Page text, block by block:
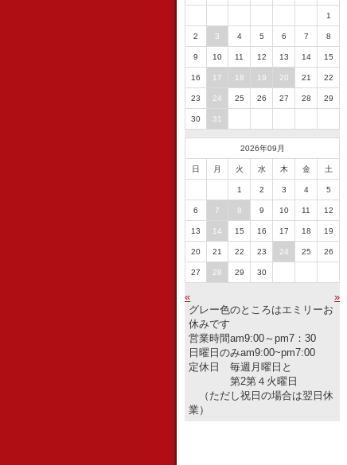
1
2 3 4 5 6 7 8
9 10 11 12 13 14 15
16 17 18 19 20 21 22
23 24 25 26 27 28 29
30 31
2026年09月
日 月 火 水 木 金 土
1 2 3 4 5
6 7 8 9 10 11 12
13 14 15 16 17 18 19
20 21 22 23 24 25 26
27 28 29 30
«
»
グレー色のところはエミリーお
休みです
営業時間am9:00～pm7：30
日曜日のみam9:00~pm7:00
定休日 毎週月曜日と
第2第４火曜日
（ただし祝日の場合は翌日休
業）